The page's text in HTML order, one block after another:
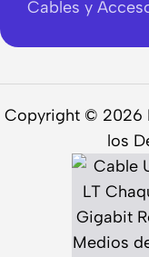
Cables y
Copyright © 2026
los